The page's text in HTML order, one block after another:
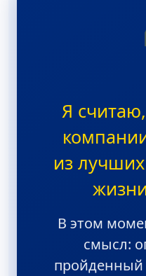
Я
из
В этом
смысл:
пройденный